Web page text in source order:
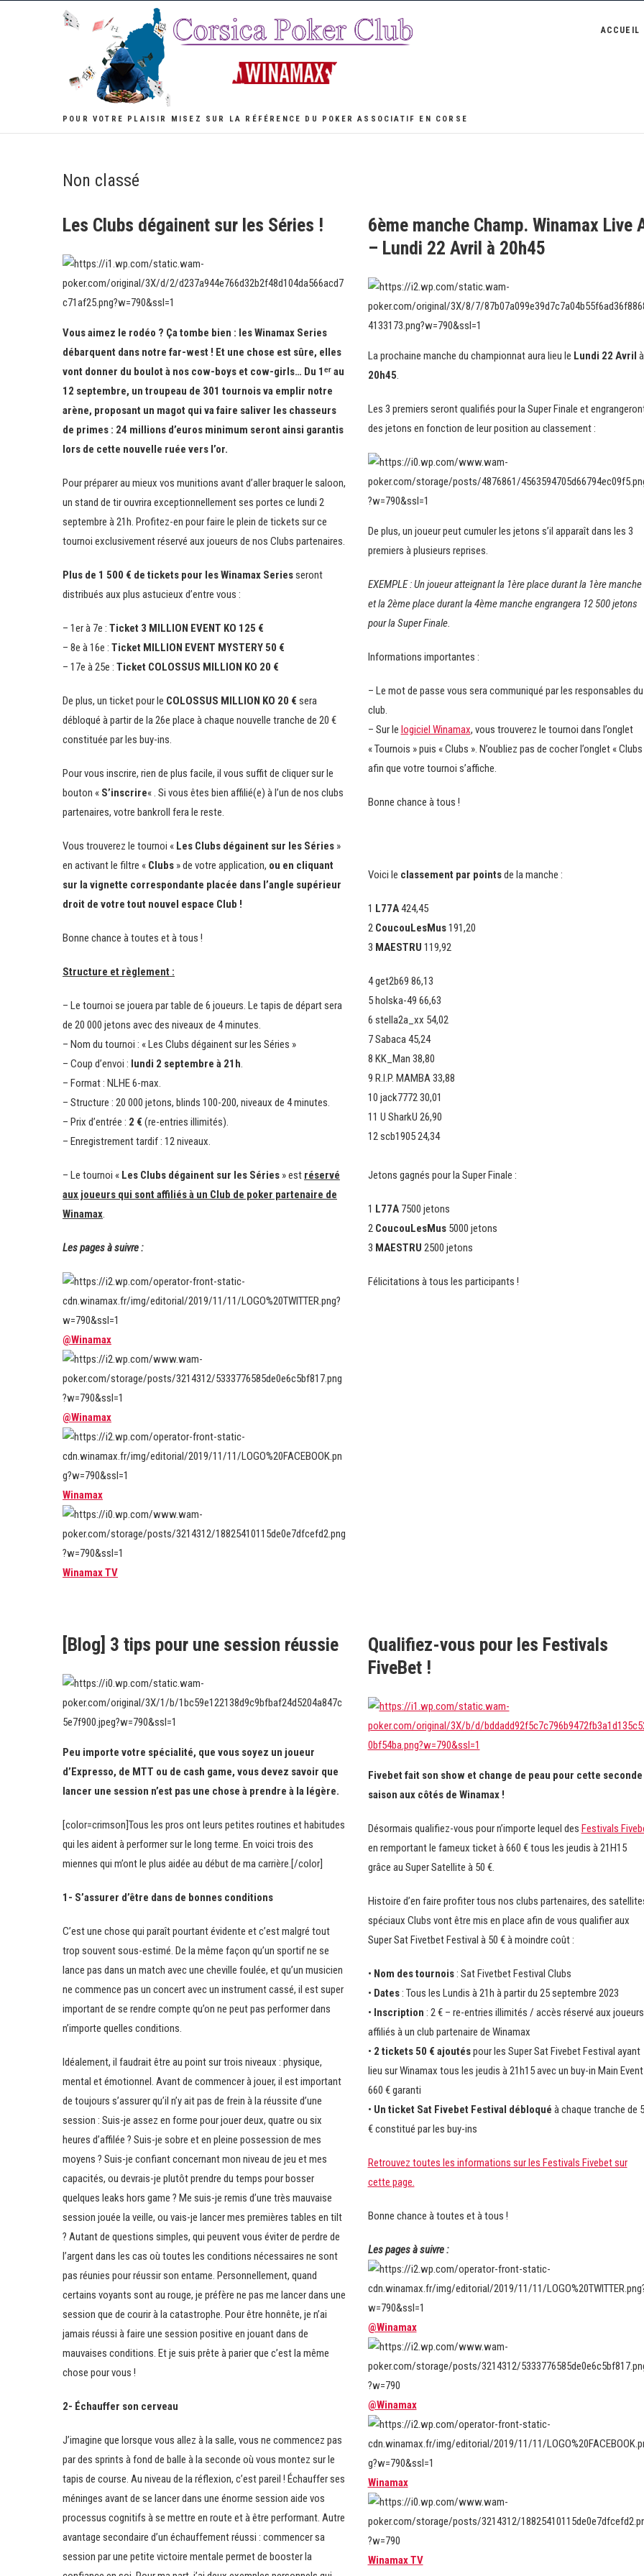
POUR VOTRE PLAISIR MISEZ SUR LA RÉFÉRENCE DU POKER ASSOCIATIF EN CORSE
ACCUEIL
Non classé
Les Clubs dégainent sur les Séries !
Vous aimez le rodéo ? Ça tombe bien : les Winamax Series
débarquent dans notre far-west ! Et une chose est sûre, elles
vont donner du boulot à nos cow-boys et cow-girls… Du 1ᵉʳ au
12 septembre, un troupeau de 301 tournois va emplir notre
arène, proposant un magot qui va faire saliver les chasseurs
de primes : 24 millions d’euros minimum seront ainsi garantis
lors de cette nouvelle ruée vers l’or.
Pour préparer au mieux vos munitions avant d’aller braquer le saloon,
un stand de tir ouvrira exceptionnellement ses portes ce lundi 2
septembre à 21h. Profitez-en pour faire le plein de tickets sur ce
tournoi exclusivement réservé aux joueurs de nos Clubs partenaires.
Plus de 1 500 € de tickets pour les Winamax Seriesseront
distribués aux plus astucieux d’entre vous :
– 1er à 7e : Ticket 3 MILLION EVENT KO 125 €
– 8e à 16e : Ticket MILLION EVENT MYSTERY 50 €
– 17e à 25e : Ticket COLOSSUS MILLION KO 20 €
De plus, un ticket pour le COLOSSUS MILLION KO 20 € sera
débloqué à partir de la 26e place à chaque nouvelle tranche de 20 €
constituée par les buy-ins.
Pour vous inscrire, rien de plus facile, il vous suffit de cliquer sur le
bouton « S’inscrire« . Si vous êtes bien affilié(e) à l’un de nos clubs
partenaires, votre bankroll fera le reste.
Vous trouverez le tournoi « Les Clubs dégainent sur les Séries »
en activant le filtre « Clubs » de votre application, ou en cliquant
sur la vignette correspondante placée dans l’angle supérieur
droit de votre tout nouvel espace Club !
Bonne chance à toutes et à tous !
Structure et règlement :
– Le tournoi se jouera par table de 6 joueurs. Le tapis de départ sera
de 20 000 jetons avec des niveaux de 4 minutes.
– Nom du tournoi : « Les Clubs dégainent sur les Séries »
– Coup d’envoi : lundi 2 septembre à 21h.
– Format : NLHE 6-max.
– Structure : 20 000 jetons, blinds 100-200, niveaux de 4 minutes.
– Prix d’entrée : 2 € (re-entries illimités).
– Enregistrement tardif : 12 niveaux.
– Le tournoi « Les Clubs dégainent sur les Séries » est réservé
aux joueurs qui sont affiliés à un Club de poker partenaire de
Winamax.
Les pages à suivre :
@Winamax
@Winamax
Winamax
Winamax TV
6ème manche Champ. Winamax Live
– Lundi 22 Avril à 20h45
La prochaine manche du championnat aura lieu le Lundi 22 Avril à
20h45.
Les 3 premiers seront qualifiés pour la Super Finale et
des jetons en fonction de leur position au classement :
De plus, un joueur peut cumuler les jetons s’il apparaît dans les 3
premiers à plusieurs reprises.
EXEMPLE : Un joueur atteignant la 1ère place durant la 1ère manche
et la 2ème place durant la 4ème manche engrangera 12 500 jetons
pour la Super Finale.
Informations importantes :
– Le mot de passe vous sera communiqué par les responsables du
club.
– Sur le logiciel Winamax, vous trouverez le tournoi dans l’onglet
« Tournois » puis « Clubs ». N’oubliez pas de cocher l’onglet « Clubs
afin que votre tournoi s’affiche.
Bonne chance à tous !
Voici le classement par pointsde la manche :
1 L77A424,45
2 CoucouLesMus191,20
3 MAESTRU 119,92
4 get2b69 86,13
5 holska-49 66,63
6 stella2a_xx 54,02
7 Sabaca 45,24
8 KK_Man 38,80
9 R.I.P. MAMBA 33,88
10 jack7772 30,01
11 U SharkU 26,90
12 scb1905 24,34
Jetons gagnés pour la Super Finale :
1 L77A7500 jetons
2 CoucouLesMus5000 jetons
3 MAESTRU 2500 jetons
Félicitations à tous les participants !
[Blog] 3 tips pour une session réussie
Peu importe votre spécialité, que vous soyez un joueur
d’Expresso, de MTT ou de cash game, vous devez savoir que
lancer une session n’est pas une chose à prendre à la légère.
[color=crimson]Tous les pros ont leurs petites routines et habitudes
qui les aident à performer sur le long terme. En voici trois des
miennes qui m’ont le plus aidée au début de ma carrière.[/color]
1- S’assurer d’être dans de bonnes conditions
C’est une chose qui paraît pourtant évidente et c’est malgré tout
trop souvent sous-estimé. De la même façon qu’un sportif ne se
lance pas dans un match avec une cheville foulée, et qu’un musicien
ne commence pas un concert avec un instrument cassé, il est super
important de se rendre compte qu’on ne peut pas performer dans
n’importe quelles conditions.
Idéalement, il faudrait être au point sur trois niveaux : physique,
mental et émotionnel. Avant de commencer à jouer, il est important
de toujours s’assurer qu’il n’y ait pas de frein à la réussite d’une
session : Suis-je assez en forme pour jouer deux, quatre ou six
heures d’affilée ? Suis-je sobre et en pleine possession de mes
moyens ? Suis-je confiant concernant mon niveau de jeu et mes
capacités, ou devrais-je plutôt prendre du temps pour bosser
quelques leaks hors game ? Me suis-je remis d’une très mauvaise
session jouée la veille, ou vais-je lancer mes premières tables en tilt
? Autant de questions simples, qui peuvent vous éviter de perdre de
l’argent dans les cas où toutes les conditions nécessaires ne sont
pas réunies pour réussir son entame. Personnellement, quand
certains voyants sont au rouge, je préfère ne pas me lancer dans une
session que de courir à la catastrophe. Pour être honnête, je n’ai
jamais réussi à faire une session positive en jouant dans de
mauvaises conditions. Et je suis prête à parier que c’est la même
chose pour vous !
2- Échauffer son cerveau
J’imagine que lorsque vous allez à la salle, vous ne commencez pas
par des sprints à fond de balle à la seconde où vous montez sur le
tapis de course. Au niveau de la réflexion, c’est pareil ! Échauffer ses
méninges avant de se lancer dans une énorme session aide vos
processus cognitifs à se mettre en route et à être performant. Autre
avantage secondaire d’un échauffement réussi : commencer sa
session par une petite victoire mentale permet de booster la
Qualifiez-vous pour les Festivals
FiveBet !
Fivebet fait son show et change de peau pour cette seconde
saison aux côtés de Winamax !
Désormais qualifiez-vous pour n’importe lequel des Festivals
en remportant le fameux ticket à 660 € tous les jeudis à 21H15
grâce au Super Satellite à 50 €.
Histoire d’en faire profiter tous nos clubs partenaires, des
spéciaux Clubs vont être mis en place afin de vous qualifier aux
Super Sat Fivetbet Festival à 50 € à moindre coût :
• Nom des tournois: Sat Fivetbet Festival Clubs
• Dates: Tous les Lundis à 21h à partir du 25 septembre 2023
• Inscription : 2 € – re-entries illimités / accès réservé aux joueurs
affiliés à un club partenaire de Winamax
• 2 tickets 50 € ajoutéspour les Super Sat Fivebet Festival ayant
lieu sur Winamax tous les jeudis à 21h15 avec un buy-in Main Event
660 € garanti
• Un ticket Sat Fivebet Festival débloqué à chaque tranche de
€ constitué par les buy-ins
Retrouvez toutes les informations sur les Festivals Fivebet sur
cette page.
Bonne chance à toutes et à tous !
Les pages à suivre :
@Winamax
@Winamax
Winamax
Winamax TV